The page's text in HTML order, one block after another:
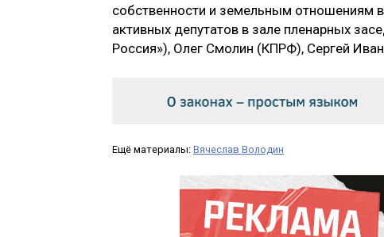
собственности и земельным отношениям
активных депутатов в зале пленарных
Россия»), Олег Смолин (КПРФ), Сергей
Ещё материалы: Вячеслав Володин